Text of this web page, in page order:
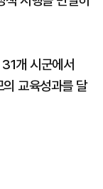
개 시군에서
교육성과를 달